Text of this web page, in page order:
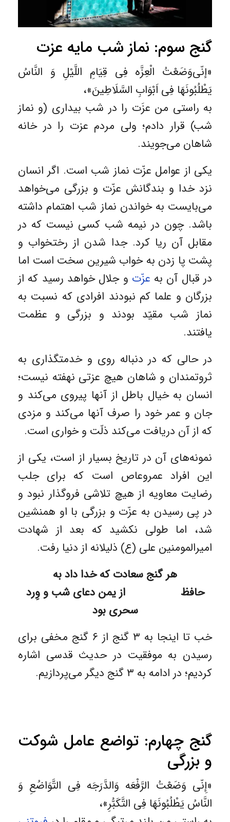
گنج سوم: نماز شب مایه عزت
«إنّی‌وَضَعْتُ الْعِزَّه فِی قِیَامِ اللَّیْلِ وَ النَّاسُ
یَطْلُبُونَهَا فِی اَبْوَابِ السَّلَاطِینَ»،
به راستی من ع‍زَت را در شب ‌بیداری (و نماز
شب) قرار دادم؛ ولی مردم عزت را در خانه
شاهان می‌جویند.
یکی از عوامل عزّت نماز شب است. اگر انسان
نزد خدا و بندگانش عزّت و بزرگی می‌خواهد
می‌بایست به خواندن نماز شب اهتمام داشته
باشد. چون در نیمه شب کسی نیست که در
مقابل آن ریا کرد. جدا شدن از رختخواب و
پشت پا زدن به خواب شیرین سخت است اما
در قبال آن به عزّت و جلال خواهد رسید که از
بزرگان و علما کم نبودند افرادی که نسبت به
نماز شب مقیّد بودند و بزرگی و عظمت
یافتند.
در حالی که در دنباله روی و خدمتگذاری به
ثروتمندان و شاهان هیچ عزتی نهفته نیست؛
انسان به خیال باطل از آنها پیروی می‌کند و
جان و عمر خود را صرف آنها می‌کند و مزدی
که از آن دریافت می‌کند ذلّت و خواری است.
نمونه‌های آن در تاریخ بسیار از است، یکی از
این افراد عمروعاص است که برای جلب
رضایت معاویه از هیچ تلاشی فروگذار نبود و
در پی رسیدن به عزّت و بزرگی با او همنشین
شد، اما طولی نکشید که بعد از شهادت
امیرالمومنین علی (ع) ذلیلانه از دنیا رفت.
هر گنج سعادت که خدا داد به
حافظ از یمن دعای شب و وِرد
سحری بود
خب تا اینجا به ۳ گنج از ۶ گنج مخفی برای
رسیدن به موفقیت در حدیث قدسی اشاره
کردیم؛ در ادامه به ۳ گنج دیگر می‌پردازیم.
گنج چهارم: تواضع عامل شوکت
و بزرگی
«إِنّی وَضَعْتُ الرَّفْعَه وَالدَّرَجَه فِی التَّوَاضُعِ وَ
النَّاسُ یَطْلُبُونَهَا فِی التَّکَبُّرِ»،